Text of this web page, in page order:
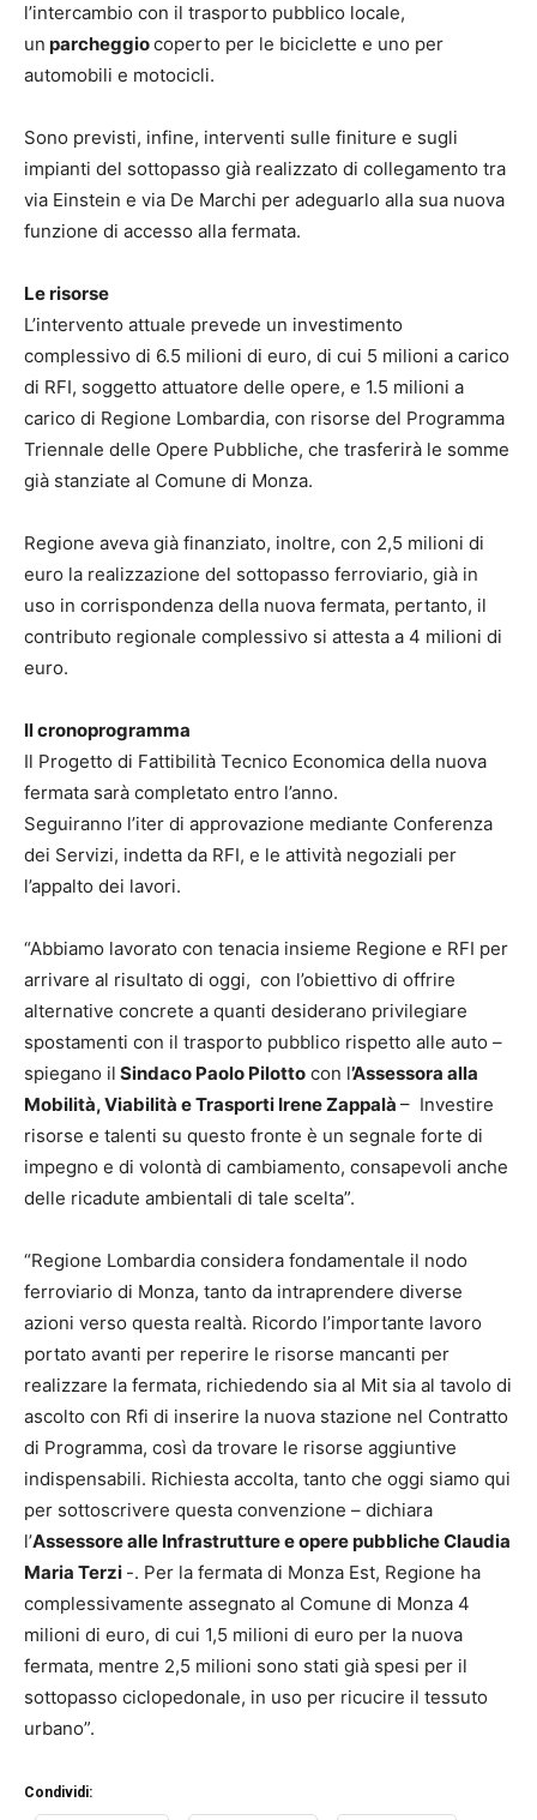
l’intercambio con il trasporto pubblico locale,
un parcheggiocoperto per le biciclette e uno per
automobili e motocicli.
Sono previsti, infine, interventi sulle finiture e sugli
impianti del sottopasso già realizzato di collegamento tra
via Einstein e via De Marchi per adeguarlo alla sua nuova
funzione di accesso alla fermata.
Le risorse
L’intervento attuale prevede un investimento
complessivo di 6.5 milioni di euro, di cui 5 milioni a carico
di RFI, soggetto attuatore delle opere, e 1.5 milioni a
carico di Regione Lombardia, con risorse del Programma
Triennale delle Opere Pubbliche, che trasferirà le somme
già stanziate al Comune di Monza.
Regione aveva già finanziato, inoltre, con 2,5 milioni di
euro la realizzazione del sottopasso ferroviario, già in
uso in corrispondenza della nuova fermata, pertanto, il
contributo regionale complessivo si attesta a 4 milioni di
euro.
Il cronoprogramma
Il Progetto di Fattibilità Tecnico Economica della nuova
fermata sarà completato entro l’anno.
Seguiranno l’iter di approvazione mediante Conferenza
dei Servizi, indetta da RFI, e le attività negoziali per
l’appalto dei lavori.
“Abbiamo lavorato con tenacia insieme Regione e RFI per
arrivare al risultato di oggi, con l’obiettivo di offrire
alternative concrete a quanti desiderano privilegiare
spostamenti con il trasporto pubblico rispetto alle auto –
spiegano il Sindaco Paolo Pilotto con l’Assessora alla
Mobilità, Viabilità e Trasporti Irene Zappalà – Investire
risorse e talenti su questo fronte è un segnale forte di
impegno e di volontà di cambiamento, consapevoli anche
delle ricadute ambientali di tale scelta”.
“Regione Lombardia considera fondamentale il nodo
ferroviario di Monza, tanto da intraprendere diverse
azioni verso questa realtà. Ricordo l’importante lavoro
portato avanti per reperire le risorse mancanti per
realizzare la fermata, richiedendo sia al Mit sia al tavolo di
ascolto con Rfi di inserire la nuova stazione nel Contratto
di Programma, così da trovare le risorse aggiuntive
indispensabili. Richiesta accolta, tanto che oggi siamo qui
per sottoscrivere questa convenzione – dichiara
l’Assessore alle Infrastrutture e opere pubbliche Claudia
Maria Terzi -. Per la fermata di Monza Est, Regione ha
complessivamente assegnato al Comune di Monza 4
milioni di euro, di cui 1,5 milioni di euro per la nuova
fermata, mentre 2,5 milioni sono stati già spesi per il
sottopasso ciclopedonale, in uso per ricucire il tessuto
urbano”.
Condividi: